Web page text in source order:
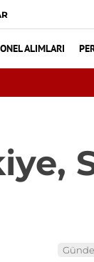
ALIMLARI